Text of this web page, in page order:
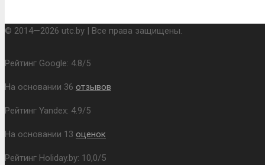
© 2014—2026 utc.by | Все права защищены.
Рейтинг Google: 4.8/5
На основании 36 отзывов
Рейтинг Yandex: 4.9/5
На основании 13 оценок
Рейтинг Holiday.by: 10,0/5